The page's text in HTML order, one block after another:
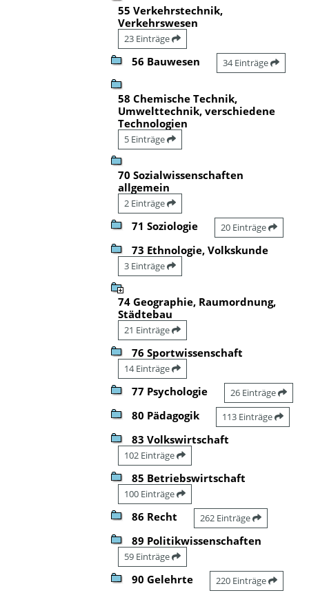
55 Verkehrstechnik,
Verkehrswesen
23 Einträge
56 Bauwesen 34 Einträge
58 Chemische Technik,
Umwelttechnik, verschiedene
Technologien
5 Einträge
70 Sozialwissenschaften
allgemein
2 Einträge
71 Soziologie 20 Einträge
73 Ethnologie, Volkskunde
3 Einträge
74 Geographie, Raumordnung,
Städtebau
21 Einträge
76 Sportwissenschaft
14 Einträge
77 Psychologie 26 Einträge
80 Pädagogik 113 Einträge
83 Volkswirtschaft
102 Einträge
85 Betriebswirtschaft
100 Einträge
86 Recht 262 Einträge
89 Politikwissenschaften
59 Einträge
90 Gelehrte 220 Einträge